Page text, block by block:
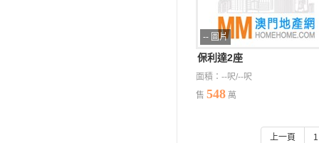
保利達️2座
-- 圖片
面積：--呎/--呎
售 548 萬
上一頁 1